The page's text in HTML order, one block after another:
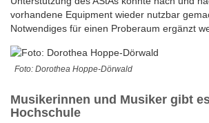
vorhandene Equipment wieder nutzbar
Notwendiges für einen Proberaum ergänzt
Foto: Dorothea Hoppe-Dörwald
Musikerinnen und Musiker gibt
Hochschule